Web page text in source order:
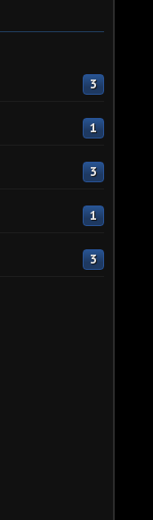
3
1
3
1
3